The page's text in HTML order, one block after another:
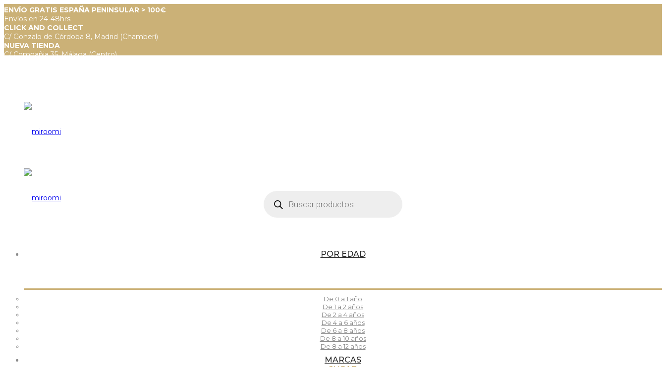
ENVÍO GRATIS ESPAÑA PENINSULAR > 100€
Envíos en 24-48hrs
CLICK AND COLLECT
C/ Gonzalo de Córdoba 8, Madrid (Chamberí)
NUEVA TIENDA
C/ Compañia 35, Málaga (Centro)
productos
POR EDAD
De 0 a 1 año
De 1 a 2 años
De 2 a 4 años
De 4 a 6 años
De 6 a 8 años
De 8 a 10 años
De 8 a 12 años
MARCAS